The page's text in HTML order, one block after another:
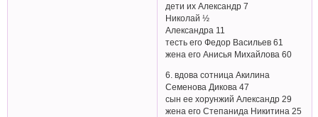
дети их Александр 7
Николай ½
Александра 11
тесть его Федор Васильев 61
жена его Анисья Михайлова 60
6. вдова сотница Акилина
Семенова Дикова 47
сын ее хорунжий Александр 29
жена его Степанида Никитина 25